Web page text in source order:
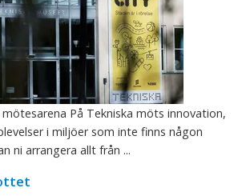
mötesarena På Tekniska möts innovation,
i miljöer som inte finns någon
ni arrangera allt från ...